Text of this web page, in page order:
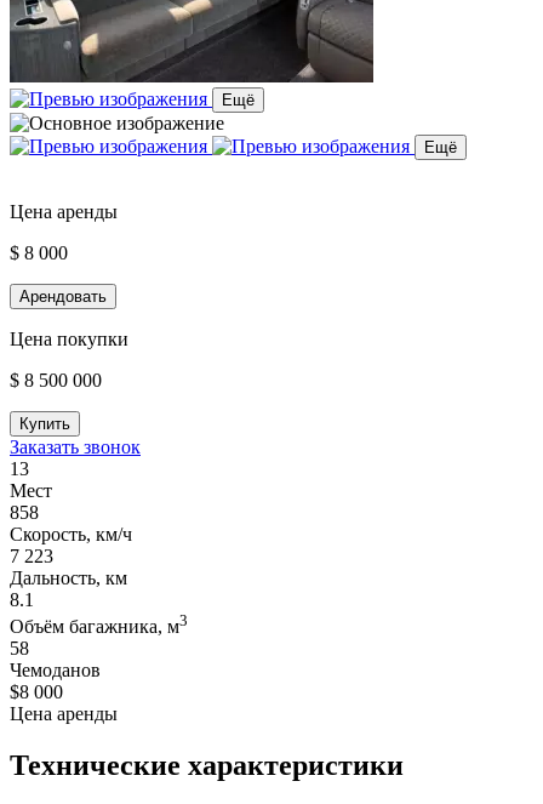
Ещё
Ещё
Цена аренды
$ 8 000
Арендовать
Цена покупки
$ 8 500 000
Купить
Заказать звонок
13
Мест
858
Скорость, км/ч
7 223
Дальность, км
8.1
Объём багажника, м3
58
Чемоданов
$8 000
Цена аренды
Технические характеристики